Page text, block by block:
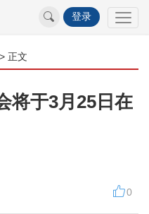
登录
> 正文
将于3月25日在
0